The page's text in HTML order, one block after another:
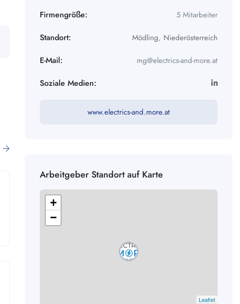
Firmengröße: 5 Mitarbeiter
Standort: Mödling, Niederösterreich
E-Mail: mg@electrics-and-more.at
Soziale Medien:
www.electrics-and.more.at
Arbeitgeber Standort auf Karte
+
−
Leaflet